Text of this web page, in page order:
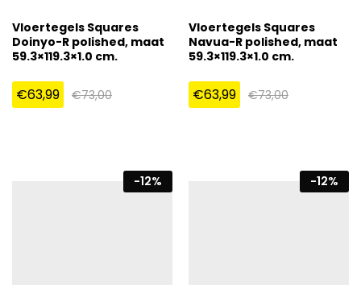
Vloertegels Squares
Doinyo-R polished, maat
59.3×119.3×1.0 cm.
€63,99 €73,00
Vloertegels Squares
Navua-R polished, maat
59.3×119.3×1.0 cm.
€63,99 €73,00
-12% -12%